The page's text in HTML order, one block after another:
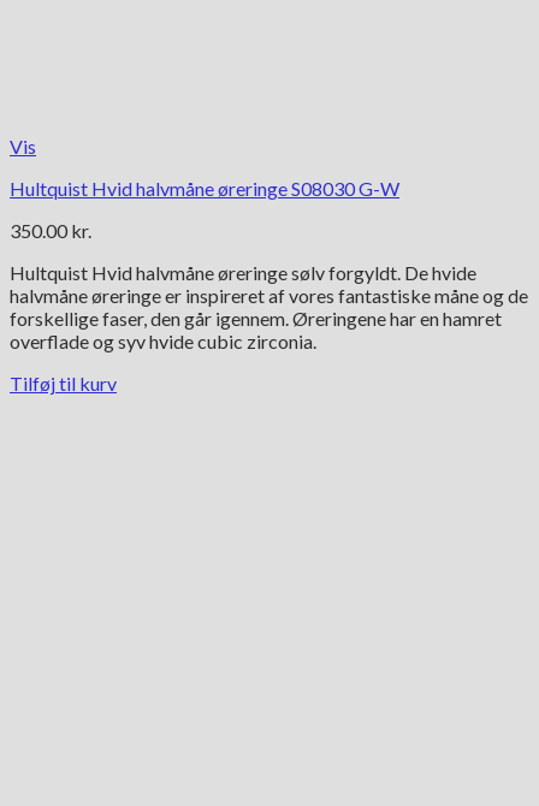
Vis
Hultquist Hvid halvmåne øreringe S08030 G-W
350.00 kr.
Hultquist Hvid halvmåne øreringe sølv forgyldt. De hvide
halvmåne øreringe er inspireret af vores fantastiske måne og de
forskellige faser, den går igennem. Øreringene har en hamret
overflade og syv hvide cubic zirconia.
Tilføj til kurv